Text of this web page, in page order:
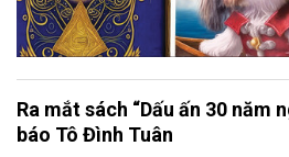
Ra mắt sách “Dấu ấn 30 năm
báo Tô Đình Tuân